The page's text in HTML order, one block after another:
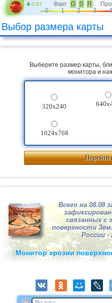
4-0.67 Факт G S R
0
1 2 3 4
Выбор размера карты
Выберите размер карты,
монитора и
320x240
1024x768
Перейти
Всего на 08.08
связанных с
поверхности
России -
Монитор эрозии